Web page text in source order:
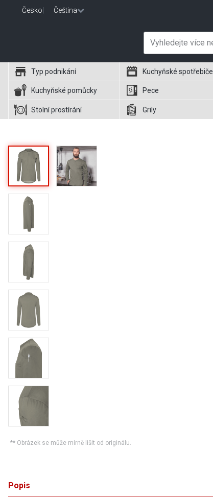
Česko Čeština
Typ podnikání Kuchyňské spotřebiče
Kuchyňské pomůcky Pece
Stolní prostírání Grily
** Obrázek se může mírně lišit od originálu.
Popis